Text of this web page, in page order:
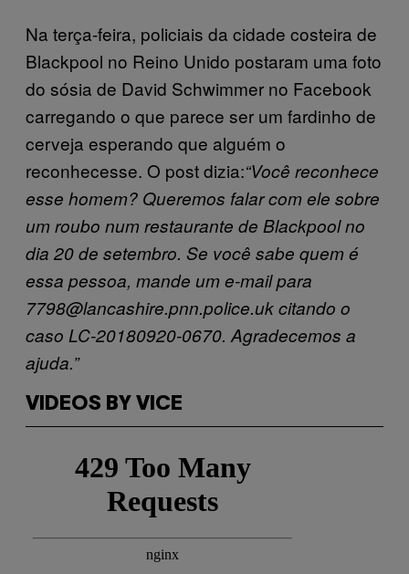
Na terça-feira, policiais da cidade costeira de
Blackpool no Reino Unido postaram uma foto
do sósia de David Schwimmer no Facebook
carregando o que parece ser um fardinho de
cerveja esperando que alguém o
reconhecesse. O post dizia:“Você reconhece
esse homem? Queremos falar com ele sobre
um roubo num restaurante de Blackpool no
dia 20 de setembro. Se você sabe quem é
essa pessoa, mande um e-mail para
7798@lancashire.pnn.police.uk citando o
caso LC-20180920-0670. Agradecemos a
ajuda.”
VIDEOS BY VICE